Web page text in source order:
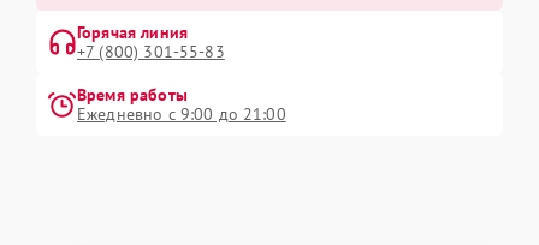
Горячая линия
+7 (800) 301-55-83
Время работы
Ежедневно с 9:00 до 21:00